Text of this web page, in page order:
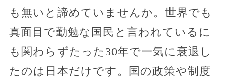
も無いと諦めていませんか。世界でも
真面目で勤勉な国民と言われているに
も関わらずたった30年で一気に衰退し
たのは日本だけです。国の政策や制度